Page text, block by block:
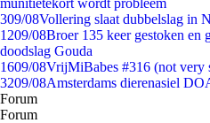
munitietekort wordt probleem
309/08Vollering slaat dubbelslag in
1209/08Broer 135 keer gestoken en
doodslag Gouda
1609/08VrijMiBabes #316 (not very
3209/08Amsterdams dierenasiel
Forum
Forum